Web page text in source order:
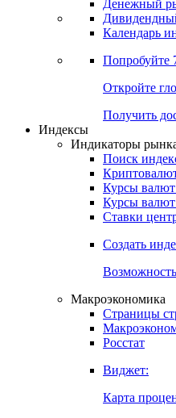
Денежный
Календарь
Попробуйте
Откройте
Получить
Индексы
Индикаторы
Поиск
Курсы
Курсы
Ставки
Создать
Макроэкономика
Страницы
Росстат
Виджет:
Карта